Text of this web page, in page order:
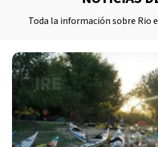
Toda la información sobre Rio